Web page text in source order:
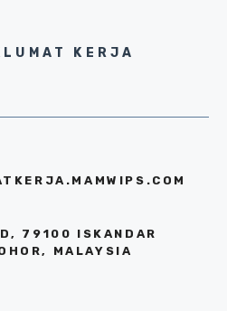
KERJA
79100 ISKANDAR
MALAYSIA